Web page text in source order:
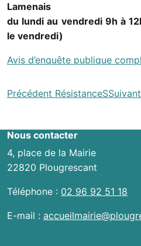
Lamenais
du lundi au vendredi 9h à
le vendredi)
Avis d’enquête publique
Navigation
les
actualités
Précédent RésistanceSSuivant
Nous contacter
4, place de la Mairie
22820 Plougrescant
Téléphone : 02 96 92 51 18
E-mail :